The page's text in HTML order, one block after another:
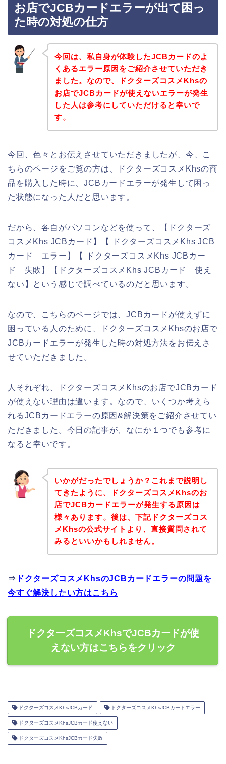
お店でJCBカードエラーが出て困っ
た時の対処の仕方
今回は、私自身が体験したJCBカードのよ
くあるエラー原因をご紹介させていただき
ました。なので、ドクターズコスメKhsの
お店でJCBカードが使えないエラーが発生
した人は参考にしていただけると幸いで
す。
今回、色々とお伝えさせていただきましたが、今、こ
ちらのページをご覧の方は、ドクターズコスメKhsの商
品を購入した時に、JCBカードエラーが発生して困っ
た状態になった人だと思います。
だから、各自がパソコンなどを使って、【ドクターズ
コスメKhs JCBカード】【 ドクターズコスメKhs JCB
カード エラー】【 ドクターズコスメKhs JCBカー
ド 失敗】【ドクターズコスメKhs JCBカード 使え
ない】という感じで調べているのだと思います。
なので、こちらのページでは、JCBカードが使えずに
困っている人のために、ドクターズコスメKhsのお店で
JCBカードエラーが発生した時の対処方法をお伝えさ
せていただきました。
人それぞれ、ドクターズコスメKhsのお店でJCBカード
が使えない理由は違います。なので、いくつか考えら
れるJCBカードエラーの原因&解決策をご紹介させてい
ただきました。今日の記事が、なにか１つでも参考に
なると幸いです。
いかがだったでしょうか？これまで説明し
てきたように、ドクターズコスメKhsのお
店でJCBカードエラーが発生する原因は
様々あります。後は、下記ドクターズコス
メKhsの公式サイトより、直接質問されて
みるといいかもしれません。
⇒ ドクターズコスメKhsのJCBカードエラーの問題を
今すぐ解決したい方はこちら
ドクターズコスメKhsでJCBカードが使
えない方はこちらをクリック
ドクターズコスメKhsJCBカード ドクターズコスメKhsJCBカードエラー
ドクターズコスメKhsJCBカード使えない
ドクターズコスメKhsJCBカード失敗